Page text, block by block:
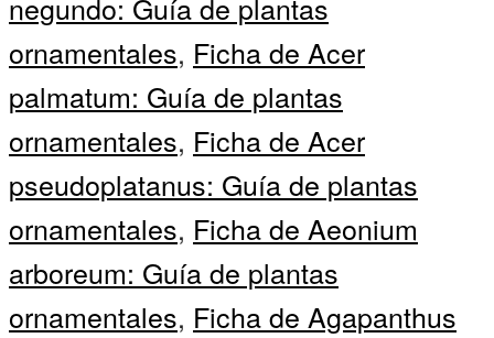
ornamentales, Ficha de Acer
palmatum: Guía de plantas
ornamentales, Ficha de Acer
pseudoplatanus: Guía de plantas
ornamentales, Ficha de Aeonium
arboreum: Guía de plantas
ornamentales, Ficha de Agapanthus